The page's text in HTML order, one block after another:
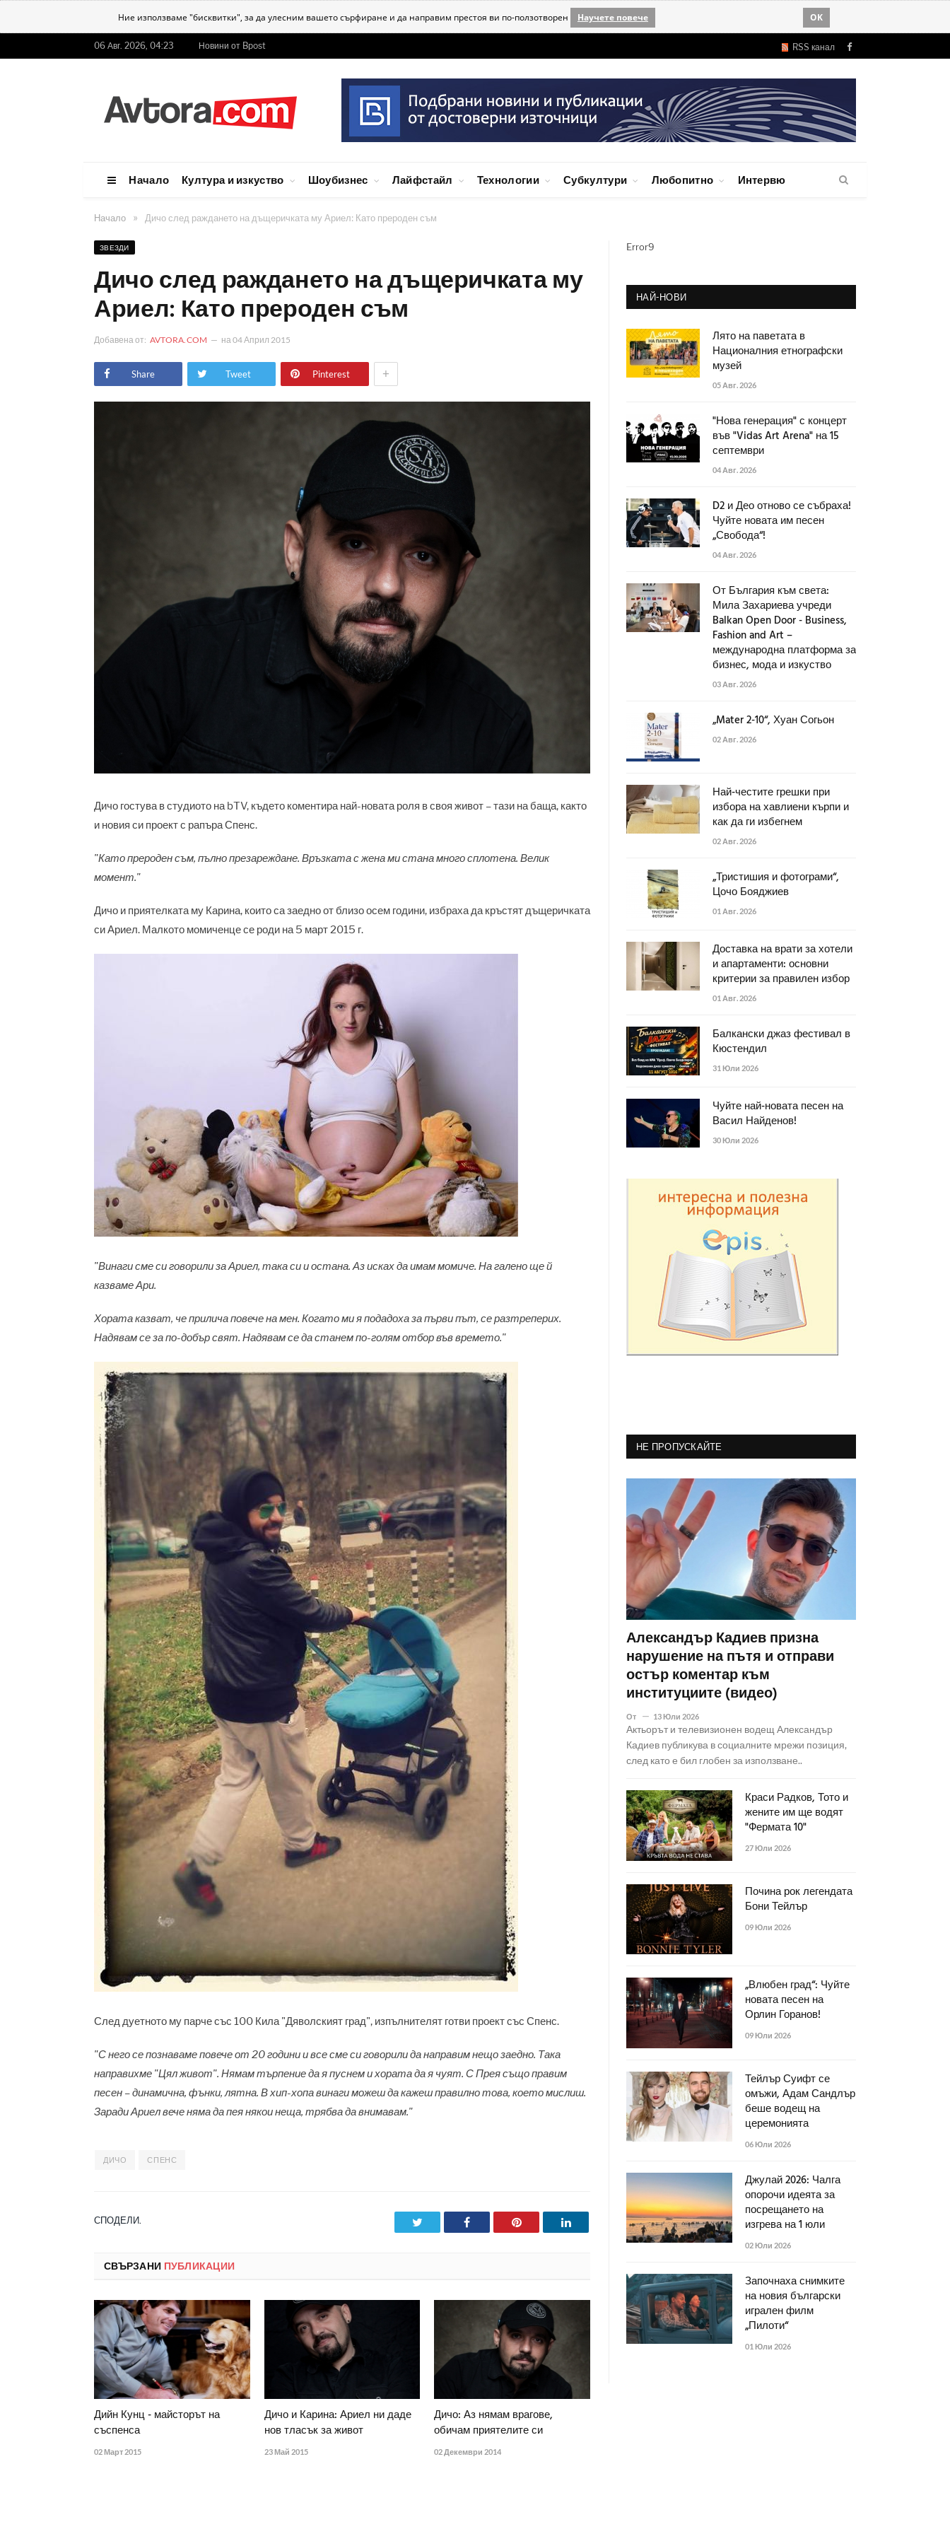
Ние използваме "бисквитки", за да улесним вашето сърфиране и да направим престоя ви по-ползотворен Научете повече OK
06 Авг. 2026, 04:23 Новини от Bpost RSS канал Facebook
Начало Култура и изкуство Шоубизнес Лайфстайл Технологии Субкултури Любопитно Интервю
Начало » Дичо след раждането на дъщеричката му Ариел: Като прероден съм
ЗВЕЗДИ
Дичо след раждането на дъщеричката му
Ариел: Като прероден съм
Добавена от: AVTORA.COM на04 Април 2015
Share Tweet Pinterest +
Дичо гостува в студиото на bTV, където коментира най-новата роля в своя живот – тази на баща, както
и новия си проект с рапъра Спенс.
"Като прероден съм, пълно презареждане. Връзката с жена ми стана много сплотена. Велик
момент."
Дичо и приятелката му Карина, които са заедно от близо осем години, избраха да кръстят дъщеричката
си Ариел. Малкото момиченце се роди на 5 март 2015 г.
"Винаги сме си говорили за Ариел, така си и остана. Аз исках да имам момиче. На галено ще й
казваме Ари.
Хората казват, че прилича повече на мен. Когато ми я подадоха за първи път, се разтреперих.
Надявам се за по-добърсвят. Надявам се да станем по-голям отбор във времето."
След дуетното му парче със 100 Кила "Дяволският град", изпълнителят готви проект със Спенс.
"С него се познаваме повече от 20 години и все сме си говорили да направим нещо заедно. Така
направихме "Цял живот". Нямам търпение да я пуснем и хората да я чуят. С Прея също правим
песен – динамична, фънки, лятна. В хип-хопа винаги можеш да кажеш правилно това, което мислиш.
Заради Ариел вече няма да пея някои неща, трябва да внимавам."
ДИЧО СПЕНС
СПОДЕЛИ. Facebook Pinterest LinkedIn
СВЪРЗАНИ ПУБЛИКАЦИИ
Дийн Кунц - майсторът на
съспенса
02 Март 2015
Дичо и Карина: Ариел ни даде
нов тласък за живот
23 Май 2015
Дичо: Аз нямам врагове,
обичам приятелите си
02 Декември 2014
Error9
НАЙ-НОВИ
Лято на паветата в
Националния етнографски
музей
05 Авг. 2026
"Нова генерация" с концерт
във "Vidas Art Arena" на 15
септември
04 Авг. 2026
D2 и Део отново се събраха!
Чуйте новата им песен
„Свобода“!
04 Авг. 2026
От България към света:
Мила Захариева учреди
Balkan Open Door - Business,
Fashion and Art –
международна платформа за
бизнес, мода и изкуство
03 Авг. 2026
„Mater 2-10“, Хуан Согьон
02 Авг. 2026
Най-честите грешки при
избора на хавлиени кърпи и
как да ги избегнем
02 Авг. 2026
„Тристишия и фотограми“,
Цочо Бояджиев
01 Авг. 2026
Доставка на врати за хотели
и апартаменти: основни
критерии за правилен избор
01 Авг. 2026
Балкански джаз фестивал в
Кюстендил
31 Юли 2026
Чуйте най-новата песен на
Васил Найденов!
30 Юли 2026
НЕ ПРОПУСКАЙТЕ
Александър Кадиев призна
нарушение на пътя и отправи
остър коментар към
институциите (видео)
От 13 Юли 2026
Актьорът и телевизионен водещ Александър
Кадиев публикува в социалните мрежи позиция,
след като е бил глобен за използване..
Краси Радков, Тото и
жените им ще водят
"Фермата 10"
27 Юли 2026
Почина рок легендата
Бони Тейлър
09 Юли 2026
„Влюбен град“: Чуйте
новата песен на
Орлин Горанов!
09 Юли 2026
Тейлър Суифт се
омъжи, Адам Сандлър
беше водещ на
церемонията
06 Юли 2026
Джулай 2026: Чалга
опорочи идеята за
посрещането на
изгрева на 1 юли
02 Юли 2026
Започнаха снимките
на новия български
игрален филм
„Пилоти“
01 Юли 2026